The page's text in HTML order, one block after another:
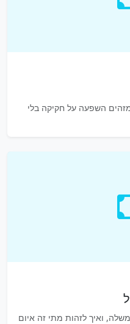
מזהים השפעה על חקיקה בלי
ואיך לזהות מתי זה איום